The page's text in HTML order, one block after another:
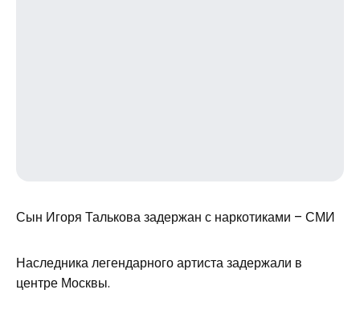
Сын Игоря Талькова задержан с наркотиками – СМИ
Наследника легендарного артиста задержали в
центре Москвы.